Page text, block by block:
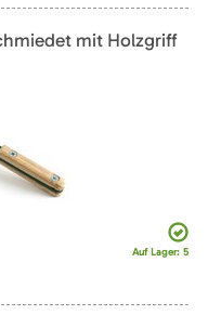
mit Holzgriff
Auf Lager: 5